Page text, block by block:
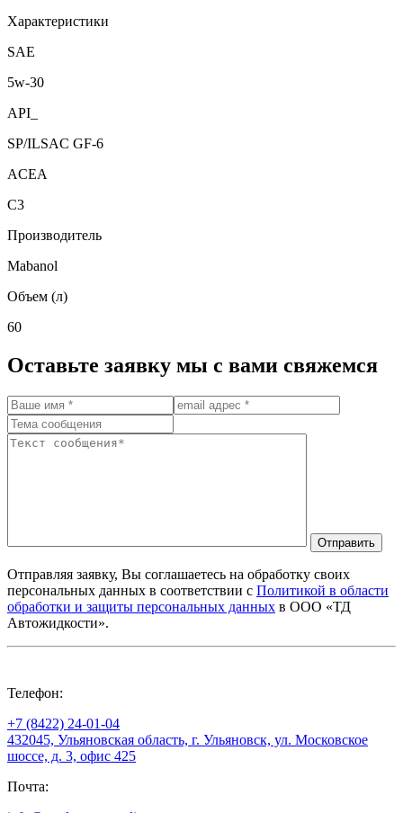
Характеристики
SAE
5w-30
API_
SP/ILSAC GF-6
ACEA
C3
Производитель
Mabanol
Объем (л)
60
Оставьте заявку мы с вами свяжемся
Отправить
Отправляя заявку, Вы соглашаетесь на обработку своих
персональных данных в соответствии с Политикой в области
обработки и защиты персональных данных в ООО «ТД
Автожидкости».
Телефон:
+7 (8422) 24-01-04
432045, Ульяновская область, г. Ульяновск, ул. Московское
шоссе, д. 3, офис 425
Почта: